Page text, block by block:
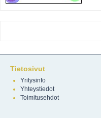
Tietosivut
Yritysinfo
Yhteystiedot
Toimitusehdot